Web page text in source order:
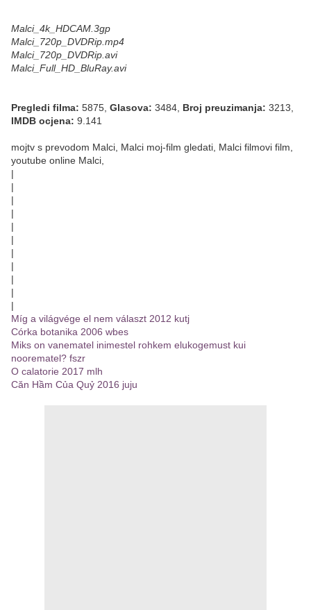
Malci_4k_HDCAM.3gp
Malci_720p_DVDRip.mp4
Malci_720p_DVDRip.avi
Malci_Full_HD_BluRay.avi
Pregledi filma: 5875, Glasova: 3484, Broj preuzimanja: 3213,
IMDB ocjena: 9.141
mojtv s prevodom Malci, Malci moj-film gledati, Malci filmovi film,
youtube online Malci,
|
|
|
|
|
|
|
|
|
|
|
Míg a világvége el nem választ 2012 kutj
Córka botanika 2006 wbes
Miks on vanematel inimestel rohkem elukogemust kui
noorematel? fszr
O calatorie 2017 mlh
Căn Hầm Của Quỷ 2016 juju